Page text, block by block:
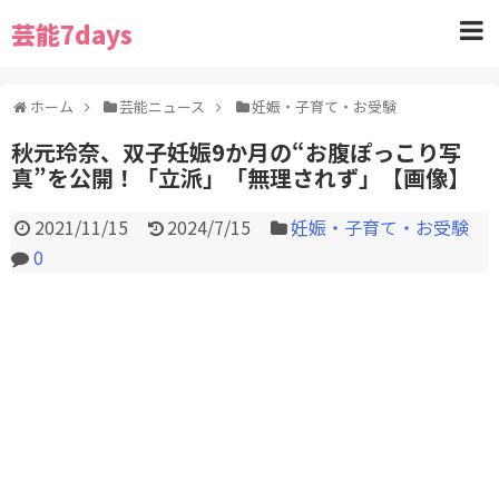
芸能7days
ホーム 芸能ニュース 妊娠・子育て・お受験
秋元玲奈、双子妊娠9か月の“お腹ぽっこり写
真”を公開！「立派」「無理されず」【画像】
2021/11/15 2024/7/15
妊娠・子育て・お受験
0